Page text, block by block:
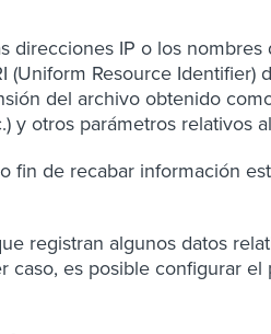
direcciones IP o los
Resource
del archivo obtenido
y otros parámetros relativos
fin de recabar información
registran algunos datos
caso, es posible configurar